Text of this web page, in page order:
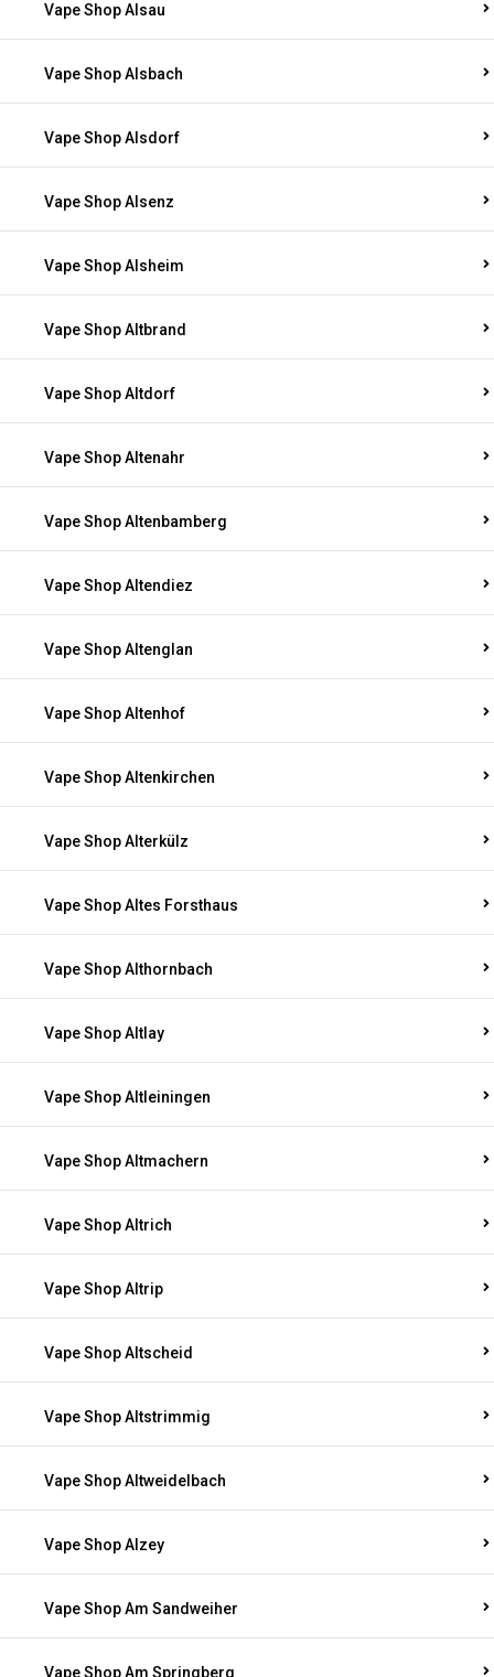
Vape Shop Alsau
Vape Shop Alsbach
Vape Shop Alsdorf
Vape Shop Alsenz
Vape Shop Alsheim
Vape Shop Altbrand
Vape Shop Altdorf
Vape Shop Altenahr
Vape Shop Altenbamberg
Vape Shop Altendiez
Vape Shop Altenglan
Vape Shop Altenhof
Vape Shop Altenkirchen
Vape Shop Alterkülz
Vape Shop Altes Forsthaus
Vape Shop Althornbach
Vape Shop Altlay
Vape Shop Altleiningen
Vape Shop Altmachern
Vape Shop Altrich
Vape Shop Altrip
Vape Shop Altscheid
Vape Shop Altstrimmig
Vape Shop Altweidelbach
Vape Shop Alzey
Vape Shop Am Sandweiher
Vape Shop Am Springberg